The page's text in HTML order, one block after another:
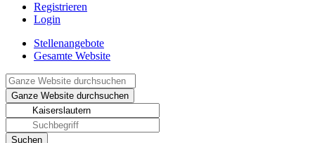
Registrieren
Login
Stellenangebote
Gesamte Website